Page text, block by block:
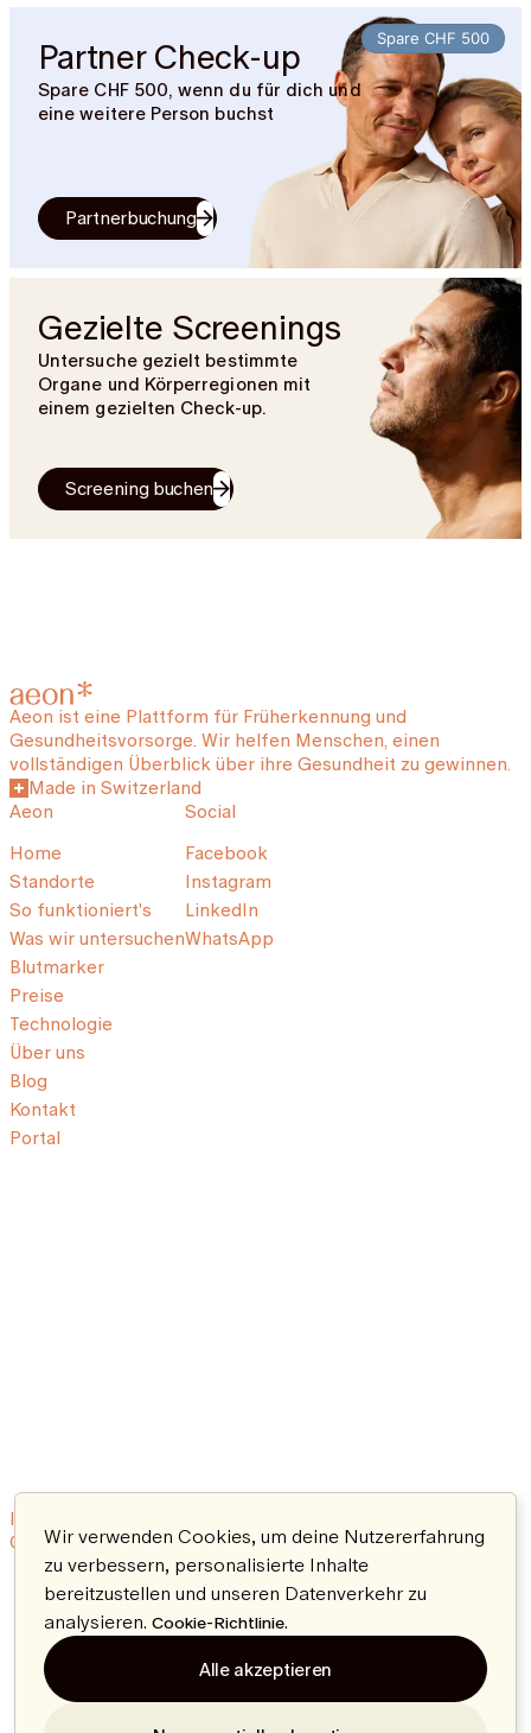
Spare CHF 500
Partner Check-up
Spare CHF 500, wenn du für dich und
eine weitere Person buchst
Partnerbuchung
Gezielte Screenings
Untersuche gezielt bestimmte
Organe und Körperregionen mit
einem gezielten Check-up.
Screening buchen
Aeon ist eine Plattform für Früherkennung und
Gesundheitsvorsorge. Wir helfen Menschen, einen
vollständigen Überblick über ihre Gesundheit zu gewinnen.
Made in Switzerland
Aeon
Home
Standorte
So funktioniert's
Was wir untersuchen
Blutmarker
Preise
Technologie
Über uns
Blog
Kontakt
Portal
Social
Facebook
Instagram
LinkedIn
WhatsApp
Impressum
© 2026 Aeon. All rights reserved.
Wir verwenden Cookies, um deine Nutzererfahrung
zu verbessern, personalisierte Inhalte
bereitzustellen und unseren Datenverkehr zu
analysieren. Cookie-Richtlinie.
Alle akzeptieren